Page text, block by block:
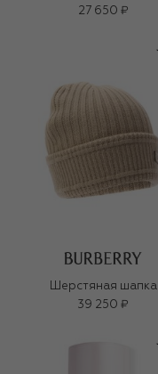
27 650 ₽
Шерстяная шапка
39 250 ₽